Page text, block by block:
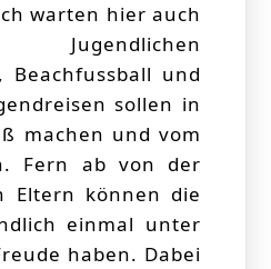
warten hier auch
Beachfussball und
sollen in
machen und vom
Fern ab von der
Eltern können die
einmal unter
haben. Dabei